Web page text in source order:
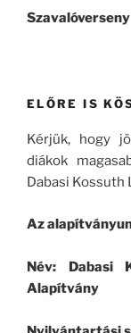
bejegyzés
Szavalóverseny
ELŐRE IS
Kérjük, hogy
diákok
Dabasi Kossuth
Az
Név: Dabasi
Alapítvány